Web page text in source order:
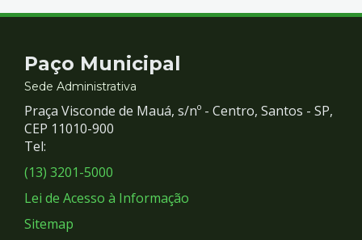
Contato
e
Redes
Sociais
Paço Municipal
Sede Administrativa
Praça Visconde de Mauá, s/nº - Centro, Santos - SP,
CEP 11010-900
Tel:
(13) 3201-5000
Lei de Acesso à Informação
Sitemap